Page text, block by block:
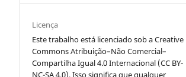
Licença
Este trabalho está licenciado sob a Creative
Commons Atribuição–Não Comercial–
Compartilha Igual 4.0 Internacional (CC BY-
NC-SA 4.0). Isso significa que qualquer